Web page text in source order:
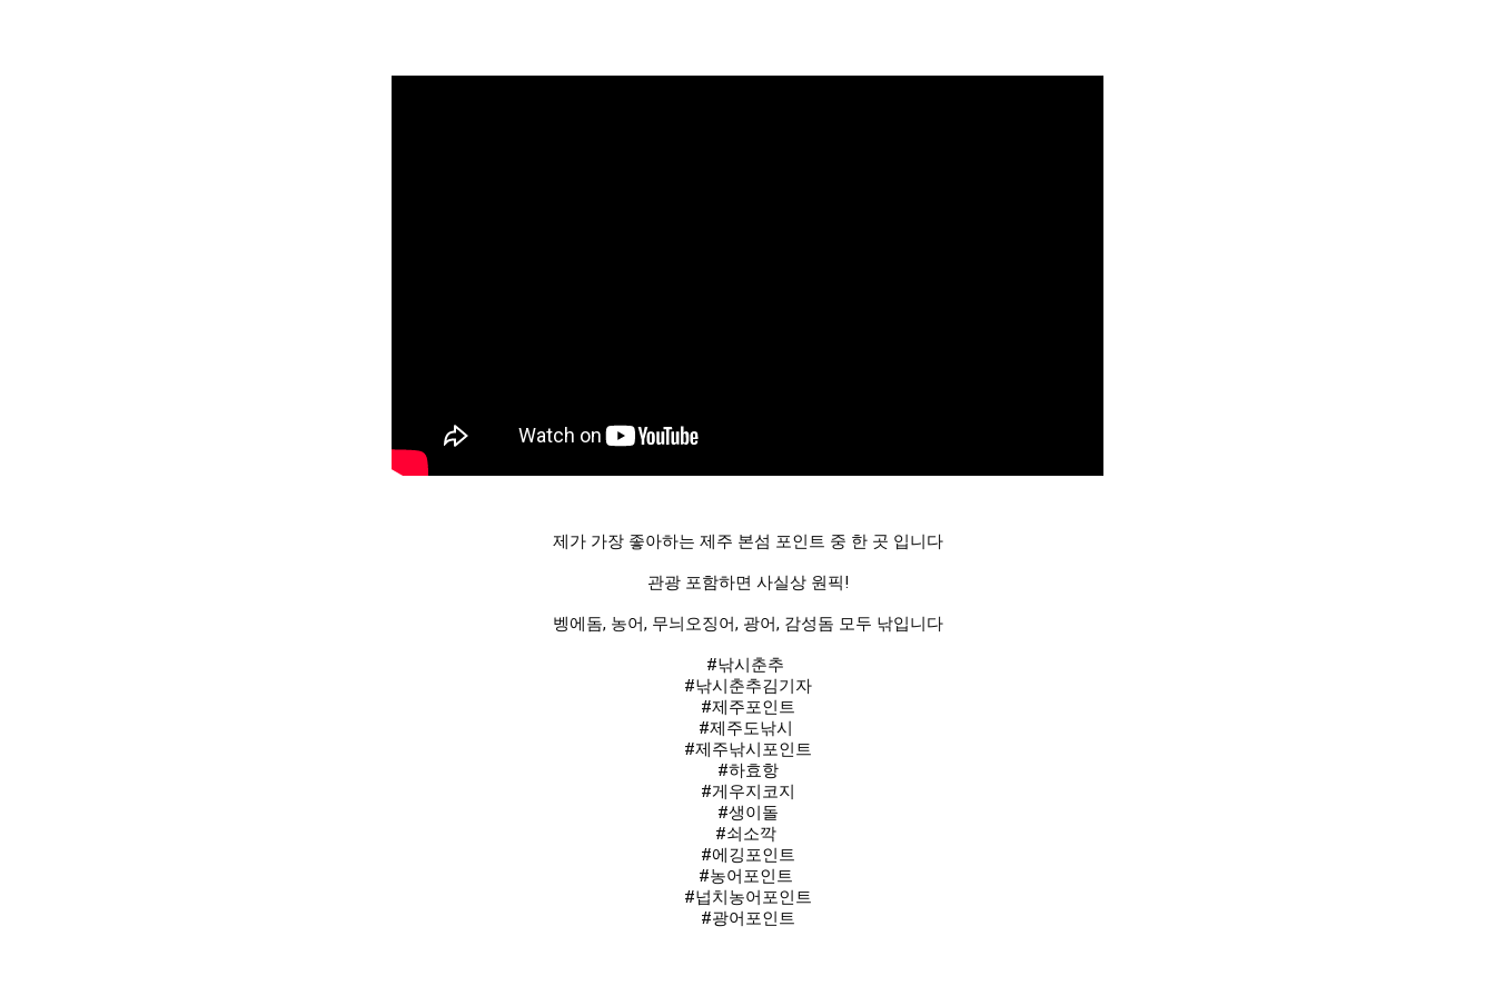
제가 가장 좋아하는 제주 본섬 포인트 중 한 곳 입니다
관광 포함하면 사실상 원픽!
벵에돔, 농어, 무늬오징어, 광어, 감성돔 모두 낚입니다
#낚시춘추
#낚시춘추김기자
#제주포인트
#제주도낚시
#제주낚시포인트
#하효항
#게우지코지
#생이돌
#쇠소깍
#에깅포인트
#농어포인트
#넙치농어포인트
#광어포인트